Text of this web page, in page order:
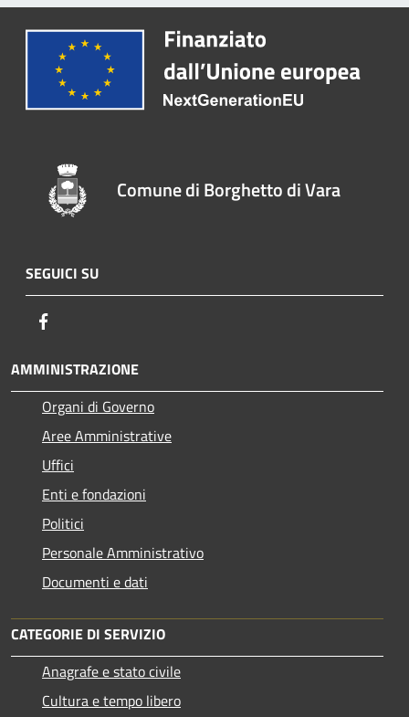
Comune di Borghetto di Vara
SEGUICI SU
AMMINISTRAZIONE
Organi di Governo
Aree Amministrative
Uffici
Enti e fondazioni
Politici
Personale Amministrativo
Documenti e dati
CATEGORIE DI SERVIZIO
Anagrafe e stato civile
Cultura e tempo libero